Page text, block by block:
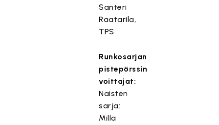
Santeri
Raatarila,
TPS
Runkosarjan
pistepörssin
voittajat:
Naisten
sarja:
Milla